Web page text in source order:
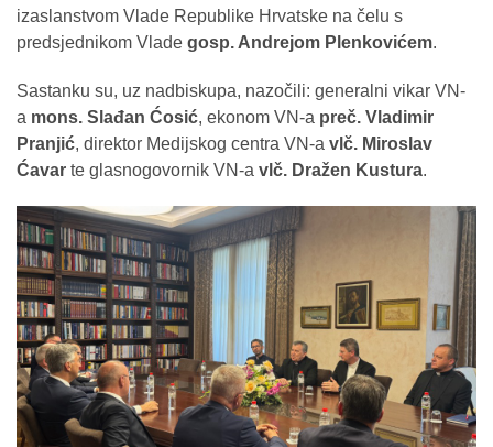
izaslanstvom Vlade Republike Hrvatske na čelu s
predsjednikom Vlade gosp. Andrejom Plenkovićem.
Sastanku su, uz nadbiskupa, nazočili: generalni vikar VN-
a mons. Slađan Ćosić, ekonom VN-a preč. Vladimir
Pranjić, direktor Medijskog centra VN-a vlč. Miroslav
Ćavar te glasnogovornik VN-a vlč. Dražen Kustura.